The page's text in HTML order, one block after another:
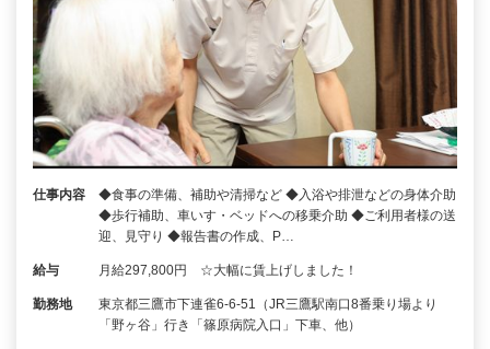
仕事内容
◆食事の準備、補助や清掃など ◆入浴や排泄などの身体介助
◆歩行補助、車いす・ベッドへの移乗介助 ◆ご利用者様の送
迎、見守り ◆報告書の作成、P…
給与 月給297,800円 ☆大幅に賃上げしました！
勤務地
東京都三鷹市下連雀6-6-51（JR三鷹駅南口8番乗り場より
「野ヶ谷」行き「篠原病院入口」下車、他）